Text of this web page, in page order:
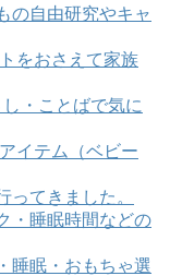
の自由研究やキャ
をおさえて家族
・ことばで気に
イテム（ベビー
ってきました。
・睡眠時間などの
睡眠・おもちゃ選